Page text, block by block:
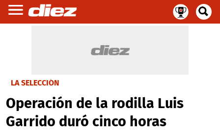
LA SELECCIÓN
Operación de la rodilla Luis
Garrido duró cinco horas